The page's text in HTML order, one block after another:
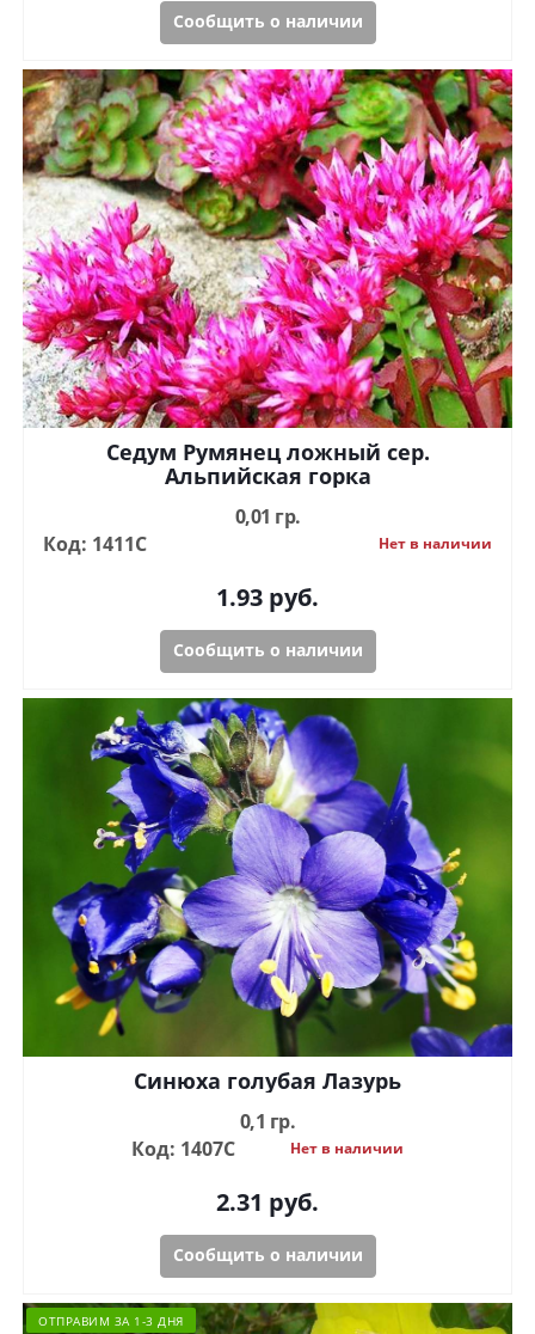
Сообщить о наличии
Седум Румянец ложный сер.
Альпийская горка
0,01 гр.
Код: 1411С
Нет в наличии
1.93 руб.
Сообщить о наличии
Синюха голубая Лазурь
0,1 гр.
Код: 1407С
Нет в наличии
2.31 руб.
Сообщить о наличии
ОТПРАВИМ ЗА 1-3 ДНЯ